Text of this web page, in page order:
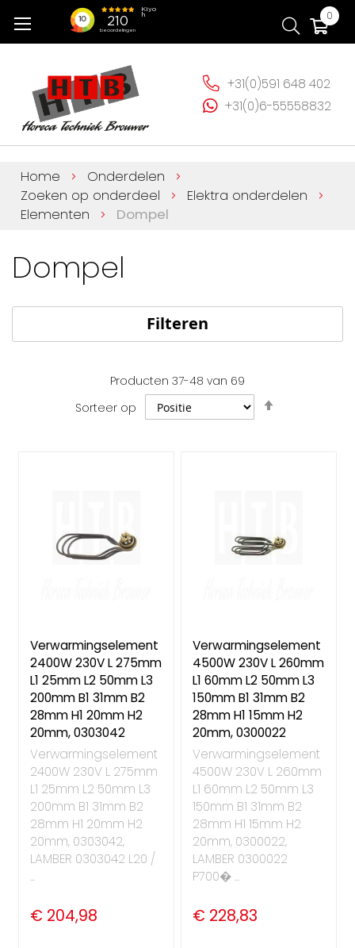
naar
0
+31(0)591 648 402
+31(0)6-55558832
Home
Onderdelen
Zoeken op onderdeel
Elektra onderdelen
Elementen
Dompel
Dompel
Filteren
Producten 37-48 van 69
Sorteer op
Verwarmingselement
2400W 230V L 275mm
L1 25mm L2 50mm L3
200mm B1 31mm B2
28mm H1 20mm H2
20mm, 0303042
Verwarmingselement
2400W 230V L 275mm
L1 25mm L2 50mm L3
200mm B1 31mm B2
28mm H1 20mm H2
20mm, 0303042,
LAMBER 0303042 L20 /
...
€ 204,98
Verwarmingselement
4500W 230V L 260mm
L1 60mm L2 50mm L3
150mm B1 31mm B2
28mm H1 15mm H2
20mm, 0300022
Verwarmingselement
4500W 230V L 260mm
L1 60mm L2 50mm L3
150mm B1 31mm B2
28mm H1 15mm H2
20mm, 0300022,
LAMBER 0300022
P700� ...
€ 228,83